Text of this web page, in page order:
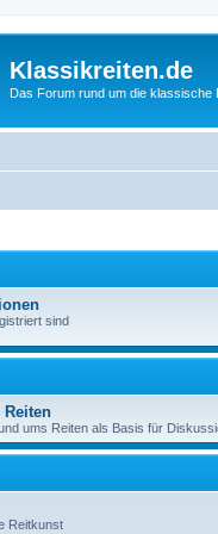
Klassikreiten.de
Das Forum rund um die klassische
sind
Reiten
ums Reiten als Basis für
Reitkunst